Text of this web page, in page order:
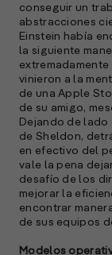
conseguir un
abstracciones
Einstein había
la siguiente
vinieron a la
de una Apple
de su amigo,
Dejando de
de Sheldon,
en efectivo del
vale la pena
desafío de los
mejorar la
encontrar
de sus equipos
Modelos